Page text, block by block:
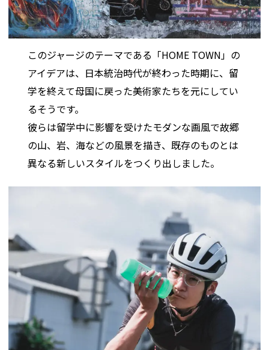
このジャージのテーマである「HOME TOWN」の
アイデアは、日本統治時代が終わった時期に、留
学を終えて母国に戻った美術家たちを元にしてい
るそうです。
彼らは留学中に影響を受けたモダンな画風で故郷
の山、岩、海などの風景を描き、既存のものとは
異なる新しいスタイルをつくり出しました。